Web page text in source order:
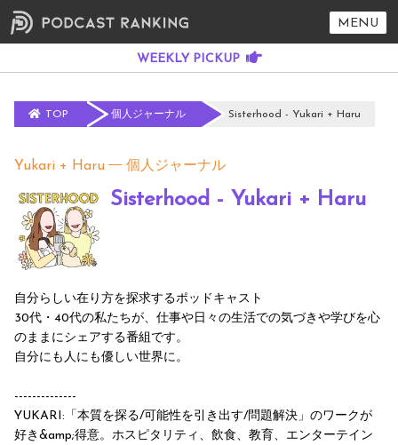
MENU
TOP 個人ジャーナル Sisterhood - Yukari + Haru
Yukari + Haru 個人ジャーナル
Sisterhood - Yukari + Haru
自分らしい在り方を探求するポッドキャスト
30代・40代の私たちが、仕事や日々の生活での気づきや学びを心
のままにシェアする番組です。
自分にも人にも優しい世界に。
--------------
YUKARI:「本質を探る/可能性を引き出す/問題解決」のワークが
好き&amp;得意。ホスピタリティ、飲食、教育、エンターテイン